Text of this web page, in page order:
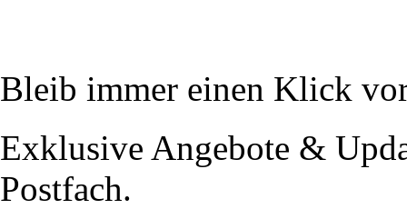
Bleib immer einen Klick
Exklusive Angebote &
Postfach.